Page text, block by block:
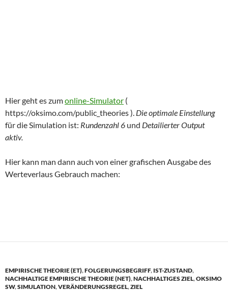
Hier geht es zumonline-Simulator (
https://oksimo.com/public_theories ). Die optimale Einstellung
für die Simulation ist: Rundenzahl 6 und Detailierter Output
aktiv.
Hier kann man dann auch von einer grafischen Ausgabe des
Werteverlaus Gebrauch machen:
EMPIRISCHE THEORIE (ET),FOLGERUNGSBEGRIFF, IST-ZUSTAND,
NACHHALTIGE EMPIRISCHE THEORIE (NET),NACHHALTIGES ZIEL,OKSIMO
SW,SIMULATION,VERÄNDERUNGSREGEL,ZIEL